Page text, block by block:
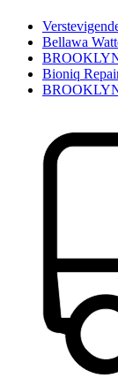
Bellawa
Bioniq